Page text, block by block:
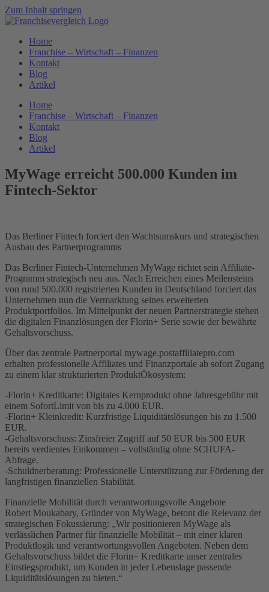
Zum Inhalt springen
Home
Franchise – Wirtschaft – Finanzen
Kontakt
Blog
Artikel
Home
Franchise – Wirtschaft – Finanzen
Kontakt
Blog
Artikel
MyWage erreicht 500.000 Kunden im
Fintech-Sektor
Das Berliner Fintech forciert den Wachtsumskurs und strategischen
Ausbau des Partnerprogramms
Das Berliner Fintech-Unternehmen MyWage richtet sein Affiliate-
Programm strategisch neu aus. Nach Erreichen eines Meilensteins
von rund 500.000 registrierten Kunden in Deutschland forciert das
Unternehmen nun die Vermarktung seines erweiterten
Produktportfolios. Im Mittelpunkt der neuen Partnerstrategie stehen
die digitalen Finanzlösungen der Florin+ Serie sowie der bewährte
Gehaltsvorschuss.
Über das zentrale Partnerportal mywage.postaffiliatepro.com
erhalten professionelle Affiliates und Finanzportale ab sofort Zugang
zu einem klar strukturierten ProduktÖkosystem:
-Florin+ Kreditkarte: Digitales Kernprodukt ohne Jahresgebühr mit
einem SofortLimit von bis zu 4.000 EUR.
-Florin+ Kleinkredit: Kurzfristige Liquiditätslösungen bis zu 1.500
EUR.
-Gehaltsvorschuss: Zinsfreier Zugriff auf 50 EUR bis 500 EUR
bereits verdientes Einkommen – vollständig ohne SCHUFA-
Abfrage.
-Schuldnerberatung: Professionelle Unterstützung zur Förderung der
langfristigen finanziellen Stabilität.
Finanzielle Mobilität durch verantwortungsvolle Angebote
Robert Moukabary, Gründer von MyWage, betont die Relevanz der
strategischen Fokussierung: „Wir positionieren MyWage als
verlässlichen Partner für finanzielle Mobilität – mit einer klaren
Produktlogik und verantwortungsvollen Angeboten. Neben dem
Gehaltsvorschuss bildet die Florin+ Kreditkarte unser zentrales
Einstiegsprodukt, um Kunden in jeder Lebenslage passende
Liquiditätslösungen zu bieten.“